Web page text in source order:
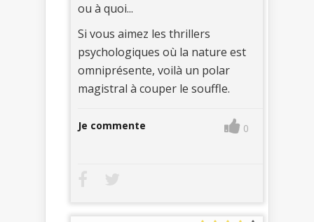
ou à quoi...
Si vous aimez les thrillers
psychologiques où la nature est
omniprésente, voilà un polar
magistral à couper le souffle.
Je commente 0